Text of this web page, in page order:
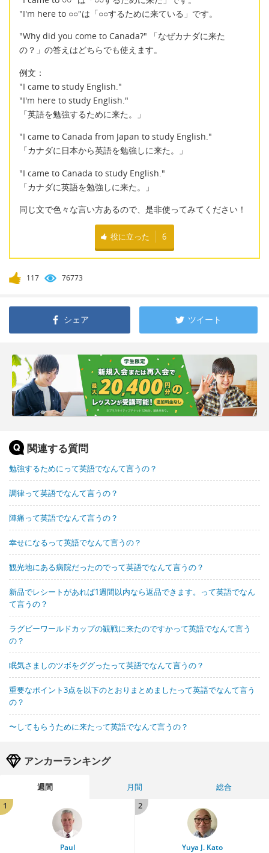
"I'm here to ○○"は「○○するために来ている」です。
"Why did you come to Canada?" 「なぜカナダに来た
の？」の答えはどちらでも使えます。
例文：
"I came to study English."
"I'm here to study English."
「英語を勉強するために来た。」
"I came to Canada from Japan to study English."
「カナダに日本から英語を勉強しに来た。」
"I came to Canada to study English."
「カナダに英語を勉強しに来た。」
同じ文で色々な言い方あるので、是非使ってみてください！
役に立った 6
117 76773
シェア ツイート
関連する質問
勉強するためにって英語でなんて言うの？
調律って英語でなんて言うの？
陣痛って英語でなんて言うの？
幸せになるって英語でなんて言うの？
観光地にある病院だったのでって英語でなんて言うの？
新品でレシートがあれば1週間以内なら返品できます。って英語でなん
て言うの？
ラグビーワールドカップの観戦に来たのですかって英語でなんて言う
の？
眠気さましのツボをググったって英語でなんて言うの？
重要なポイント3点を以下のとおりまとめましたって英語でなんて言う
の？
〜してもらうために来たって英語でなんて言うの？
アンカーランキング
週間 月間
総合
1
Paul
2
Yuya J. Kato